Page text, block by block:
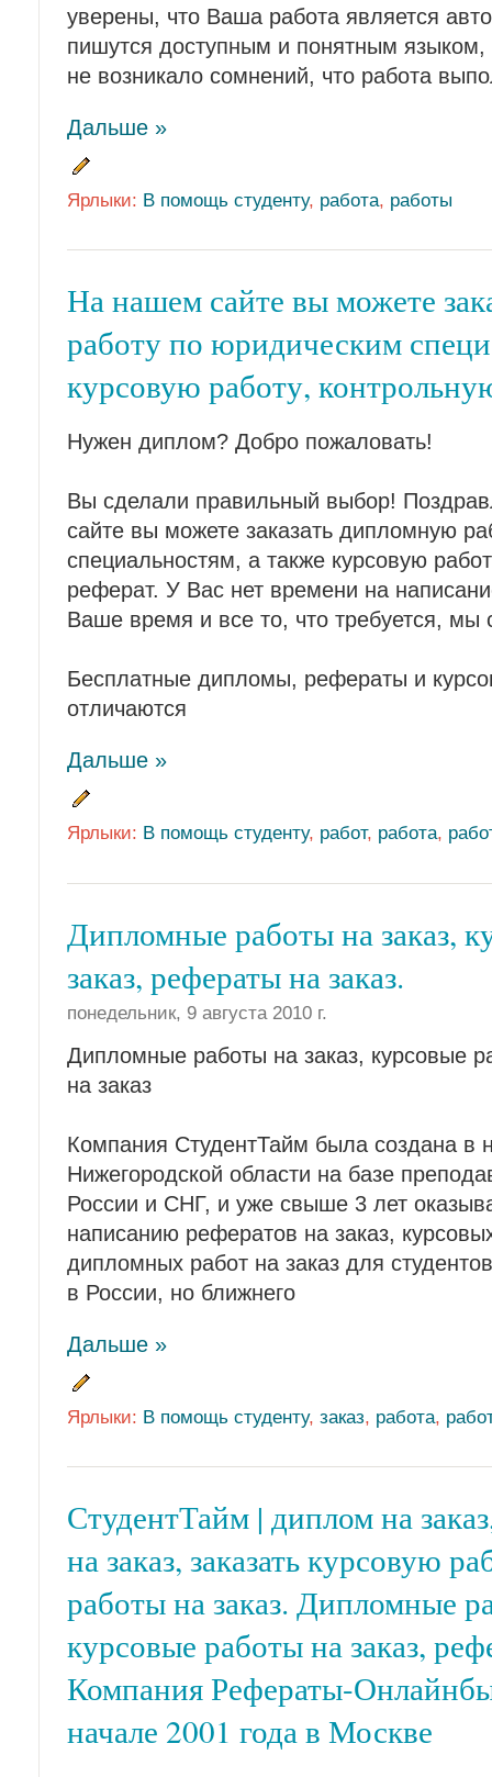
уверены, что Ваша работа является
пишутся доступным и понятным языком,
не возникало сомнений, что работа
Дальше »
Ярлыки: В помощь студенту, работа, работы
На нашем сайте вы можете
работу по юридическим
курсовую работу,
Нужен диплом? Добро пожаловать!
Вы сделали правильный выбор!
сайте вы можете заказать дипломную
специальностям, а также курсовую
реферат. У Вас нет времени на
Ваше время и все то, что требуется, мы
Бесплатные дипломы, рефераты и
отличаются
Дальше »
Ярлыки: В помощь студенту, работ, работа,
Дипломные работы на заказ,
заказ, рефераты на заказ.
понедельник, 9 августа 2010 г.
Дипломные работы на заказ, курсовые
на заказ
Компания СтудентТайм была создана в
Нижегородской области на базе
России и СНГ, и уже свыше 3 лет
написанию рефератов на заказ,
дипломных работ на заказ для
в России, но ближнего
Дальше »
Ярлыки: В помощь студенту, заказ, работа,
СтудентТайм | диплом на
на заказ, заказать курсовую
работы на заказ. Дипломные
курсовые работы на заказ,
Компания Рефераты-
начале 2001 года в Москве